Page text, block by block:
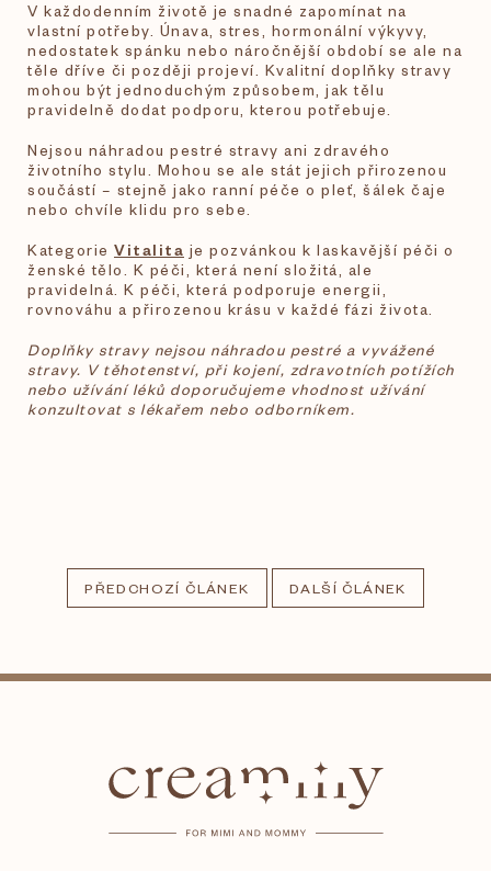
V každodenním životě je snadné zapomínat na
vlastní potřeby. Únava, stres, hormonální výkyvy,
nedostatek spánku nebo náročnější období se ale na
těle dříve či později projeví. Kvalitní doplňky stravy
mohou být jednoduchým způsobem, jak tělu
pravidelně dodat podporu, kterou potřebuje.
Nejsou náhradou pestré stravy ani zdravého
životního stylu. Mohou se ale stát jejich přirozenou
součástí – stejně jako ranní péče o pleť, šálek čaje
nebo chvíle klidu pro sebe.
Kategorie Vitalita je pozvánkou k laskavější péči o
ženské tělo. K péči, která není složitá, ale
pravidelná. K péči, která podporuje energii,
rovnováhu a přirozenou krásu v každé fázi života.
Doplňky stravy nejsou náhradou pestré a vyvážené
stravy. V těhotenství, při kojení, zdravotních potížích
nebo užívání léků doporučujeme vhodnost užívání
konzultovat s lékařem nebo odborníkem.
PŘEDCHOZÍ ČLÁNEK DALŠÍ ČLÁNEK